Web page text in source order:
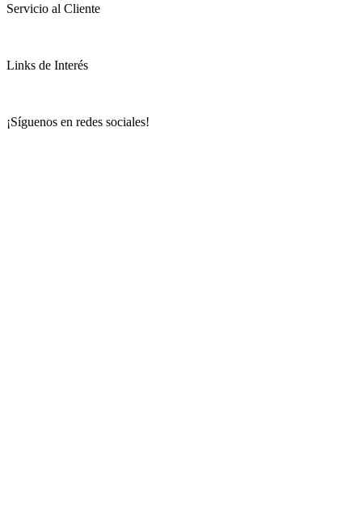
Servicio al Cliente
Links de Interés
¡Síguenos en redes sociales!